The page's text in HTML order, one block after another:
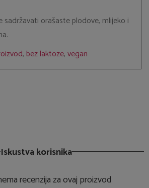
sadržavati orašaste plodove, mlijeko i
,bez laktoze,vegan
Iskustva korisnika
recenzija za ovaj proizvod